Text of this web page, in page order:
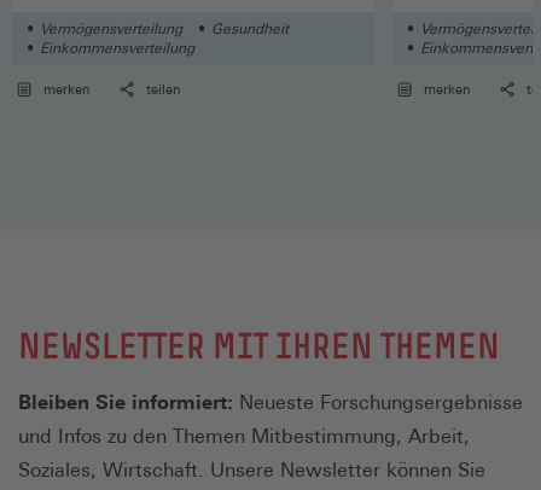
Vermögensverteilung
Gesundheit
Einkommensverteilung
merken teilen merken
NEWSLETTER MIT IHREN THEMEN
Bleiben Sie informiert: Neueste Forschungsergebnisse
und Infos zu den Themen Mitbestimmung, Arbeit,
Soziales, Wirtschaft. Unsere Newsletter können Sie